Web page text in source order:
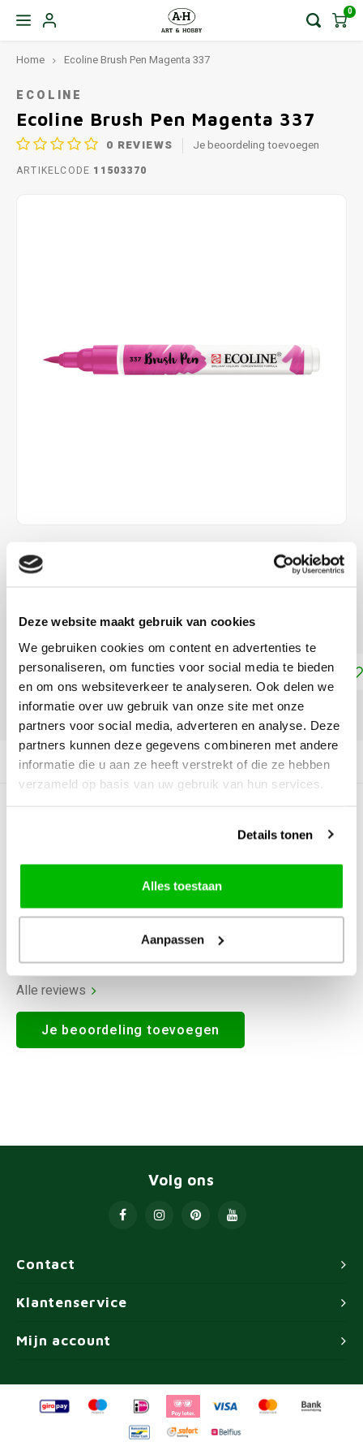
Deze website maakt gebruik van cookies
We gebruiken cookies om content en advertenties te
personaliseren, om functies voor social media te bieden
en om ons websiteverkeer te analyseren. Ook delen we
informatie over uw gebruik van onze site met onze
partners voor social media, adverteren en analyse. Deze
partners kunnen deze gegevens combineren met andere
informatie die u aan ze heeft verstrekt of die ze hebben
verzameld op basis van uw gebruik van hun services.
Details tonen
Alles toestaan
Aanpassen
0
Home Ecoline Brush Pen Magenta 337
ECOLINE
Ecoline Brush Pen Magenta 337
0 REVIEWS Je beoordeling toevoegen
ARTIKELCODE 11503370
€3,10
Ecoline Brush Pen Magenta 337Lees meer
Toevoegen aan winkelwagen
DELEN:
Productomschrijving
0Reviews
Alle reviews
Je beoordeling toevoegen
Contact
Volg ons
Klantenservice
Mijn account